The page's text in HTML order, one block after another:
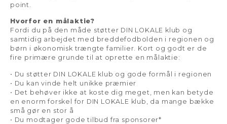
point.
Hvorfor en målaktie?
Fordi du på den måde støtter DIN LOKALE klub og
samtidig arbejdet med breddefodbolden i regionen og
børn i økonomisk trængte familier. Kort og godt er de
fire primære grunde til at oprette en målaktie:
• Du støtter DIN LOKALE klub og gode formål i regionen
• Du kan vinde helt unikke præmier
• Det behøver ikke at koste dig meget, men kan betyde
en enorm forskel for DIN LOKALE klub, da mange bække
små gør en stor å
• Du modtager gode tilbud fra sponsorer*